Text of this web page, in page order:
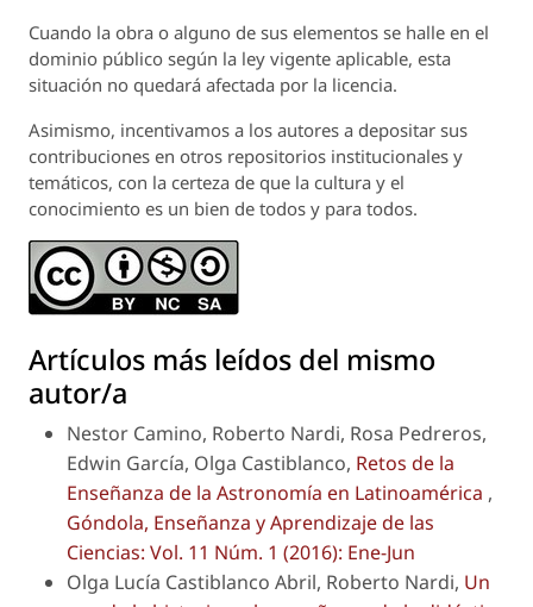
Cuando la obra o alguno de sus elementos se halle en el
dominio público según la ley vigente aplicable, esta
situación no quedará afectada por la licencia.
Asimismo, incentivamos a los autores a depositar sus
contribuciones en otros repositorios institucionales y
temáticos, con la certeza de que la cultura y el
conocimiento es un bien de todos y para todos.
Artículos más leídos del mismo
autor/a
Nestor Camino, Roberto Nardi, Rosa Pedreros,
Edwin García, Olga Castiblanco, Retos de la
Enseñanza de la Astronomía en Latinoamérica ,
Góndola, Enseñanza y Aprendizaje de las
Ciencias: Vol. 11 Núm. 1 (2016): Ene-Jun
Olga Lucía Castiblanco Abril, Roberto Nardi, Un